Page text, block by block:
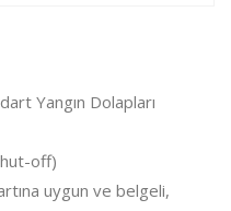
Yangın Dolapları
off)
uygun ve belgeli,